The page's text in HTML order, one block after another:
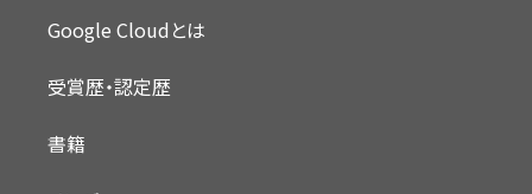
Google Cloudとは
受賞歴・認定歴
書籍